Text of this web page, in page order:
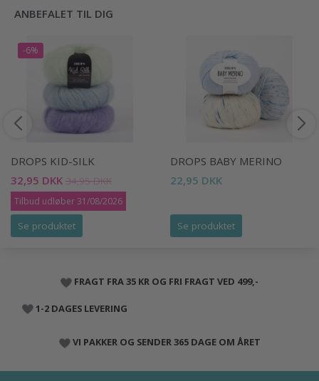
ANBEFALET TIL DIG
-6%
DROPS KID-SILK
32,95 DKK 34,95 DKK
Tilbud udløber 31/08/2026
Se produktet
DROPS BABY MERINO
22,95 DKK
Se produktet
FRAGT FRA 35 KR OG FRI FRAGT VED 499,-
1-2 DAGES LEVERING
VI PAKKER OG SENDER 365 DAGE OM ÅRET